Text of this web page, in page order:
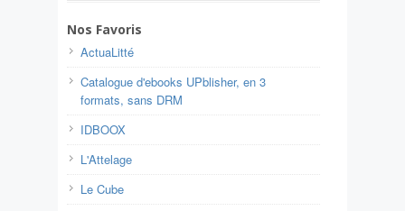
Nos Favoris
ActuaLitté
Catalogue d'ebooks UPblisher, en 3
formats, sans DRM
IDBOOX
L'Attelage
Le Cube